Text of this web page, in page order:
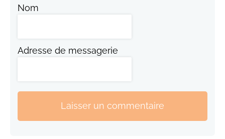
Nom
Adresse de messagerie
Laisser un commentaire